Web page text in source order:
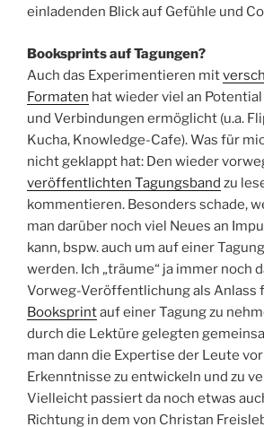
einladenden Blick auf Gefühle und
Booksprints auf Tagungen?
Auch das Experimentieren mit
Formaten hat wieder viel an
und Verbindungen ermöglicht (u.a.
Kucha, Knowledge-Cafe). Was für
nicht geklappt hat: Den wieder
veröffentlichten Tagungsband zu
kommentieren. Besonders schade,
man darüber noch viel Neues an
kann, bspw. auch um auf einer
werden. Ich „träume“ ja immer noch
Vorweg-Veröffentlichung als Anlass
Booksprintauf einer Tagung zu
durch die Lektüre gelegten
man dann die Expertise der Leute
Erkenntnisse zu entwickeln und zu
Vielleicht passiert da noch etwas
Richtung in dem von Christan